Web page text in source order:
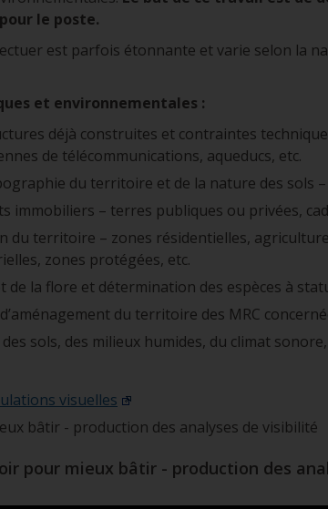
le poste.
est parfois étonnante et varie selon la
et environnementales :
déjà construites et contraintes
de télécommunications, aqueducs, etc.
du territoire et de la nature des sols
immobiliers – terres publiques ou privées,
du territoire – zones résidentielles,
zones protégées, etc.
de la flore et détermination des espèces à
du territoire des MRC
sols, des milieux humides, du climat
visuelles
bâtir - production des analyses de visibilité
pour mieux bâtir - production des